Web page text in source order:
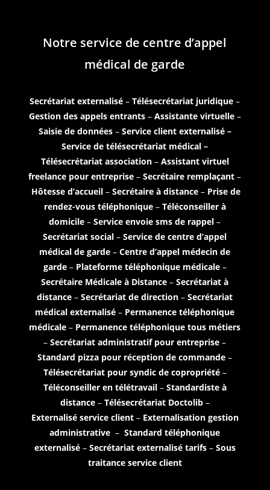
Notre service de centre d’appel
médical de garde
Secrétariat externalisé –Télésecrétariat juridique –
Gestion des appels entrants– Assistante virtuelle–
Saisie de données– Service client externalisé –
Service de télésecrétariat médical –
Télésecrétariat association– Assistant virtuel
freelance pour entreprise –Secrétaire remplaçant –
Hôtesse d’accueil –Secrétaire à distance – Prise de
rendez-vous téléphonique– Téléconseiller à
domicile –Service envoie sms de rappel –
Secrétariat social –Service de centre d’appel
médical de garde –Centre d’appel médecin de
garde– Plateforme téléphonique médicale–
Secrétaire Médicale à Distance –Secrétariat à
distance –Secrétariat de direction –Secrétariat
médical externalisé – Permanence téléphonique
médicale – Permanence téléphonique tous métiers
–Secrétariat administratif pour entreprise –
Standard pizza pour réception de commande –
Télésecrétariat pour syndic de copropriété–
Téléconseiller en télétravail– Standardiste à
distance– Télésecrétariat Doctolib–
Externalisé service client– Externalisation gestion
administrative – Standard téléphonique
externalisé– Secrétariat externalisé tarifs– Sous
traitance service client